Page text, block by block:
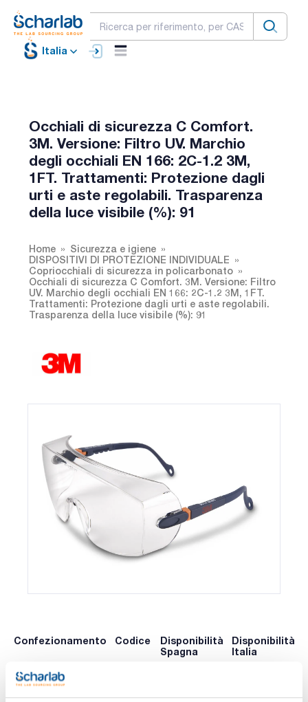
Italia
Occhiali di sicurezza C Comfort.
3M. Versione: Filtro UV. Marchio
degli occhiali EN 166: 2C-1.2 3M,
1FT. Trattamenti: Protezione dagli
urti e aste regolabili. Trasparenza
della luce visibile (%): 91
Home
Sicurezza e igiene
DISPOSITIVI DI PROTEZIONE INDIVIDUALE
Copriocchiali di sicurezza in policarbonato
Occhiali di sicurezza C Comfort. 3M. Versione: Filtro
UV. Marchio degli occhiali EN 166: 2C-1.2 3M, 1FT.
Trattamenti: Protezione dagli urti e aste regolabili.
Trasparenza della luce visibile (%): 91
Confezionamento Codice
Disponibilità
Spagna
Disponibilità
Italia
x 20 u.
ns.uffici
ns.uffici